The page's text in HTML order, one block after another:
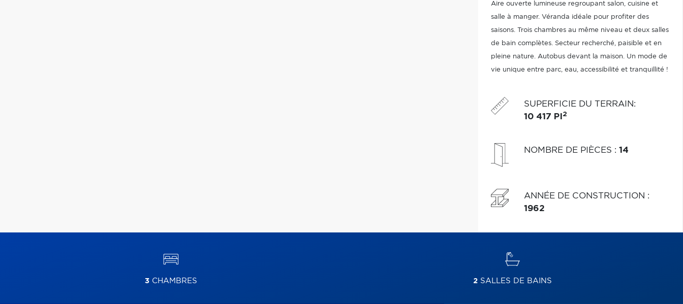
Aire ouverte lumineuse regroupant salon, cuisine et
salle à manger. Véranda idéale pour profiter des
saisons. Trois chambres au même niveau et deux salles
de bain complètes. Secteur recherché, paisible et en
pleine nature. Autobus devant la maison. Un mode de
vie unique entre parc, eau, accessibilité et tranquillité !
SUPERFICIE DU TERRAIN:
10 417 PI 2
NOMBRE DE PIÈCES : 14
ANNÉE DE CONSTRUCTION :
1962
3CHAMBRES 2SALLES DE BAINS